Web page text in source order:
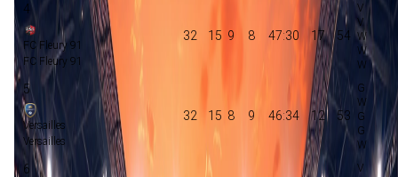
4
FC Fleury 91
FC Fleury 91
32 15 9 8 47:30 17 54
5
Versailles
Versailles
32 15 8 9 46:34 12 53
6